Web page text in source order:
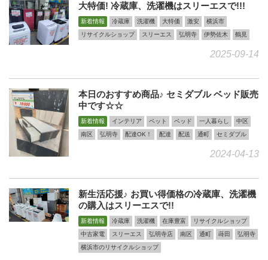
大特価! 冷蔵庫、洗濯機はスリーエスで!!!
新着情報 冷蔵庫 洗濯機 大特価 激安
横浜市
リサイクルショップ
スリーエス 弘明寺 伊勢佐木 鶴見
2025-09-14
本日のおすすめ商品♪ セミダブル ベッド販売
中です☆☆
新着情報 インテリア ベット ベッド 一人暮らし
中区
南区
弘明寺 配達OK！ 配達 配送 通町 セミダブル
2024-04-13
新生活応援♪ お買い得価格の冷蔵庫、洗濯機
の購入はスリーエスで!!
新着情報 冷蔵庫 洗濯機 在庫豊富
リサイクルショップ
中古家電
スリーエス 弘明寺店 南区 通町 蒔田
弘明寺
横浜市のリサイクルショップ